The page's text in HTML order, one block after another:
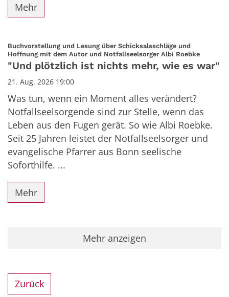
Mehr
Buchvorstellung und Lesung über Schicksalsschläge und
Hoffnung mit dem Autor und Notfallseelsorger Albi Roebke:
"Und plötzlich ist nichts mehr, wie es war"
21. Aug. 2026 19:00
Was tun, wenn ein Moment alles verändert?
Notfallseelsorgende sind zur Stelle, wenn das
Leben aus den Fugen gerät. So wie Albi Roebke.
Seit 25 Jahren leistet der Notfallseelsorger und
evangelische Pfarrer aus Bonn seelische
Soforthilfe. ...
Mehr
Mehr anzeigen
Zurück